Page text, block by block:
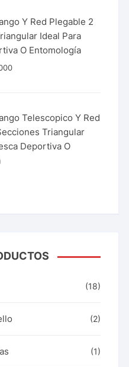
Y Red Plegable 2
Ideal Para
O Entomología
Telescopico Y Red
Triangular
Deportiva O
(18)
(2)
(1)